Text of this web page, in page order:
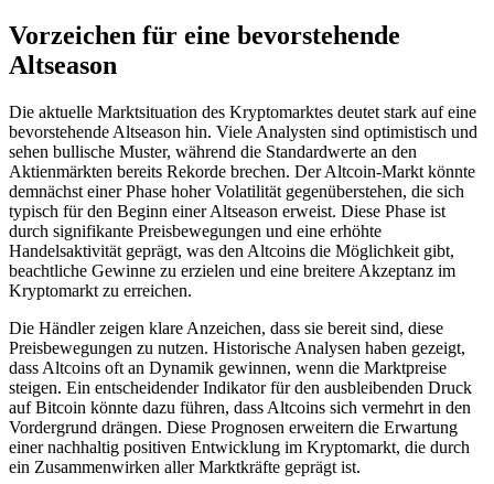
Vorzeichen für eine bevorstehende
Altseason
Die aktuelle Marktsituation des Kryptomarktes deutet stark auf eine
bevorstehende Altseason hin. Viele Analysten sind optimistisch und
sehen bullische Muster, während die Standardwerte an den
Aktienmärkten bereits Rekorde brechen. Der Altcoin-Markt könnte
demnächst einer Phase hoher Volatilität gegenüberstehen, die sich
typisch für den Beginn einer Altseason erweist. Diese Phase ist
durch signifikante Preisbewegungen und eine erhöhte
Handelsaktivität geprägt, was den Altcoins die Möglichkeit gibt,
beachtliche Gewinne zu erzielen und eine breitere Akzeptanz im
Kryptomarkt zu erreichen.
Die Händler zeigen klare Anzeichen, dass sie bereit sind, diese
Preisbewegungen zu nutzen. Historische Analysen haben gezeigt,
dass Altcoins oft an Dynamik gewinnen, wenn die Marktpreise
steigen. Ein entscheidender Indikator für den ausbleibenden Druck
auf Bitcoin könnte dazu führen, dass Altcoins sich vermehrt in den
Vordergrund drängen. Diese Prognosen erweitern die Erwartung
einer nachhaltig positiven Entwicklung im Kryptomarkt, die durch
ein Zusammenwirken aller Marktkräfte geprägt ist.